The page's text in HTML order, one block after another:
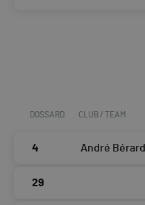
DOSSARD CLUB / TEAM
4 André Bérard
29